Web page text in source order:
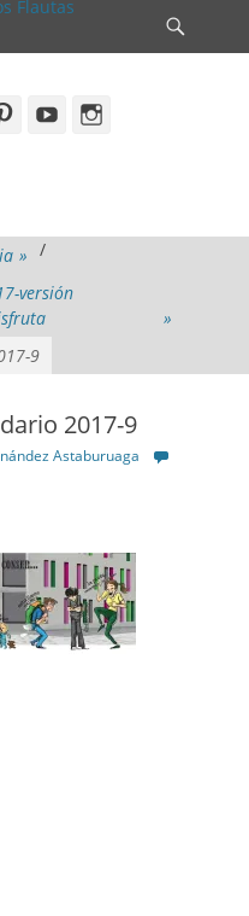
PinterestYouTubeInstagram
» /
versión
»
9
2017-9
Astaburuaga